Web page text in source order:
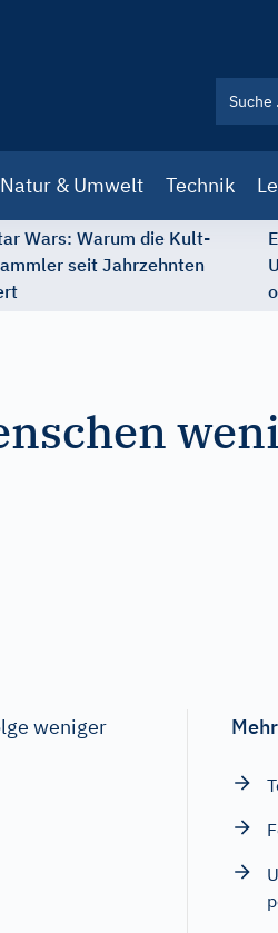
Natur & Umwelt Technik
Wars: Warum die Kult-
seit Jahrzehnten
weniger